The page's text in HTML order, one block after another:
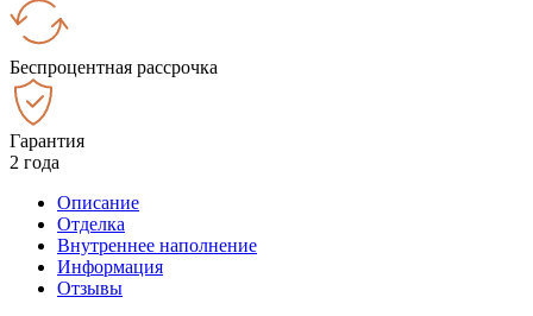
Беспроцентная рассрочка
Гарантия
2 года
Описание
Отделка
Внутреннее наполнение
Информация
Отзывы